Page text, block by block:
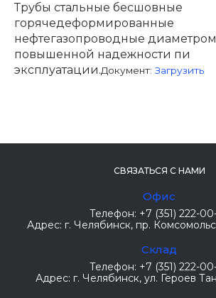
Трубы стальные бесшовные
горячедеформированные
нефтегазопроводные
повышенной надежности пи
эксплуатации.Документ: Загрузить
СВЯЗАТЬСЯ С НАМИ
Офис
Телефон: +7 (351) 222-
Адрес: г. Челябинск, пр.
Склад
Телефон: +7 (351) 222-
Адрес: г. Челябинск, ул. Героев